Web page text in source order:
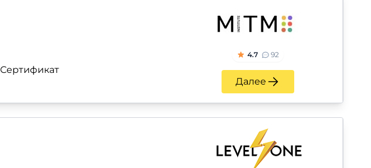
Сертификат
4.7 92
Далее